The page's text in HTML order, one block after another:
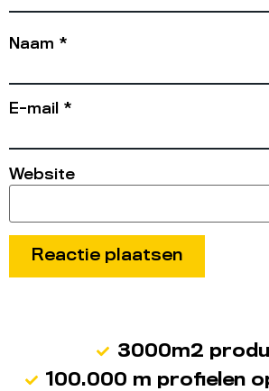
Naam *
E-mail *
Website
3000m2
100.000 m profielen